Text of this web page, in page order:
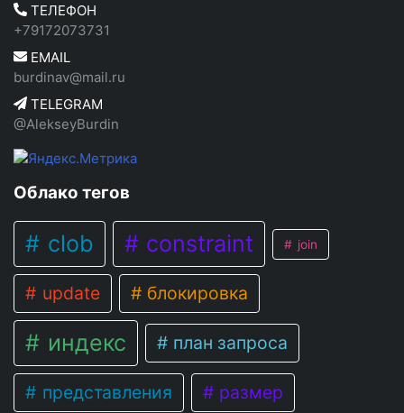
ТЕЛЕФОН
+79172073731
EMAIL
burdinav@mail.ru
TELEGRAM
@AlekseyBurdin
Облако тегов
clob constraint join
update блокировка
индекс план запроса
представления размер